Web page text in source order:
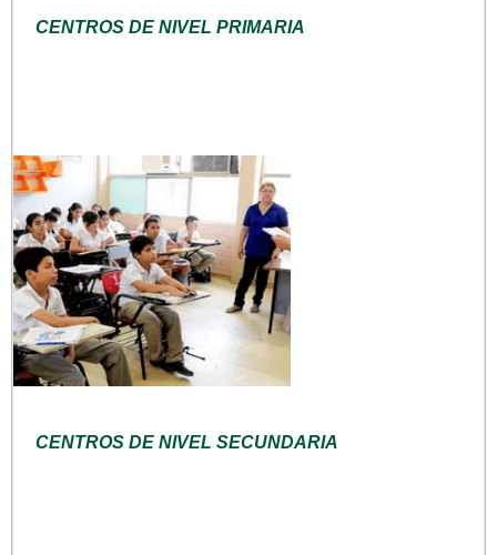
CENTROS DE NIVEL PRIMARIA
CENTROS DE NIVEL SECUNDARIA